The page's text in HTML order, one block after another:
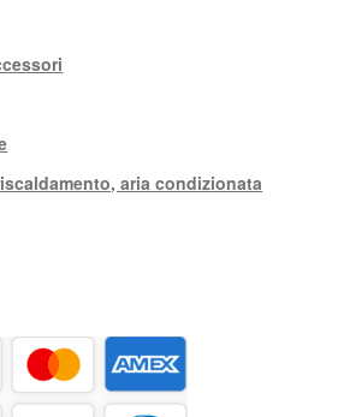
aria condizionata